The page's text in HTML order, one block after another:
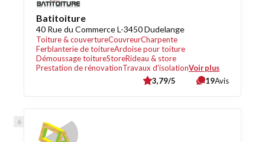
Batitoiture
40 Rue du Commerce L-3450 Dudelange
Toiture & couvertureCouvreurCharpente
Ferblanterie de toitureArdoise pour toiture
Démoussage toitureStoreRideau & store
Prestation de rénovationTravaux d'isolationVoir plus
3,79/5 19Avis